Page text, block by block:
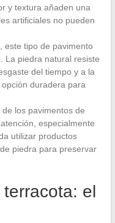
y textura añaden una
artificiales no pueden
este tipo de pavimento
La piedra natural resiste
del tiempo y a la
duradera para
los pavimentos de
especialmente
utilizar productos
piedra para preservar
el